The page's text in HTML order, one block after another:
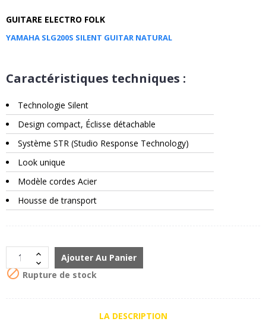
GUITARE ELECTRO FOLK
YAMAHA SLG200S SILENT GUITAR NATURAL
Caractéristiques techniques :
Technologie Silent
Design compact, Éclisse détachable
Système STR (Studio Response Technology)
Look unique
Modèle cordes Acier
Housse de transport
Ajouter Au Panier
 Rupture de stock
LA DESCRIPTION